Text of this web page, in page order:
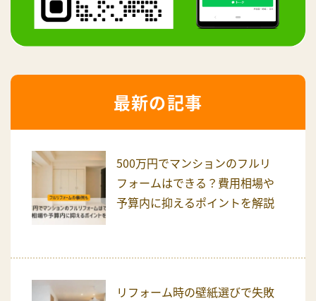
最新の記事
500万円でマンションのフルリ
フォームはできる？費用相場や
予算内に抑えるポイントを解説
リフォーム時の壁紙選びで失敗